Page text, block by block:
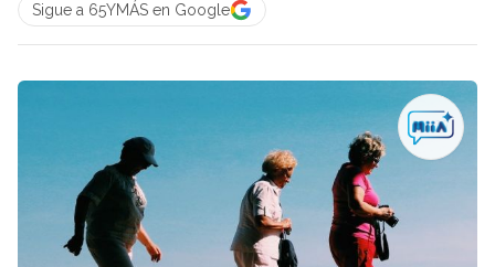
Sigue a 65YMÁS en Google